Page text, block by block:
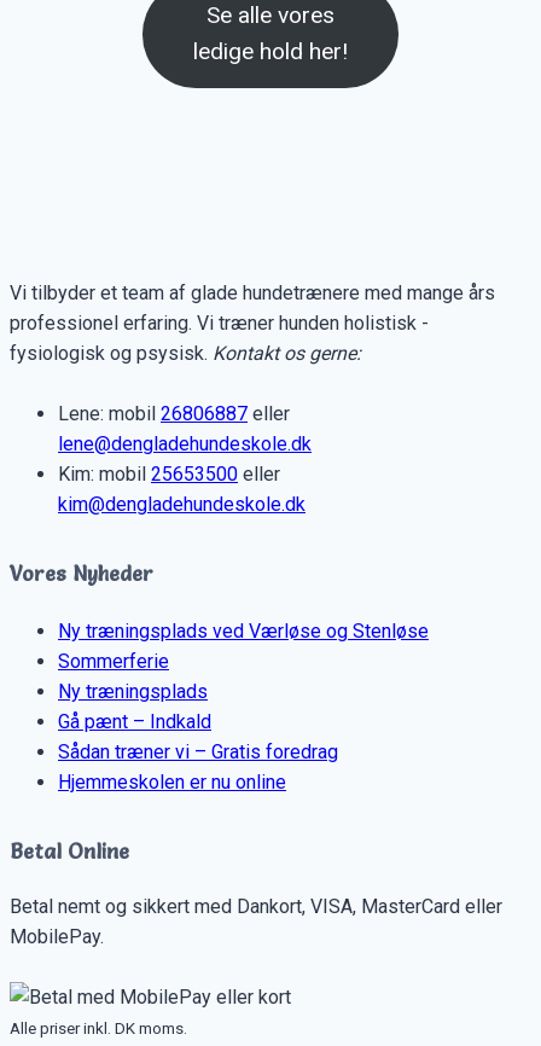
Se alle vores
ledige hold her!
Vi tilbyder et team af glade hundetrænere med mange års
professionel erfaring. Vi træner hunden holistisk -
fysiologisk og psysisk. Kontakt os gerne:
Lene: mobil 26806887 eller
lene@dengladehundeskole.dk
Kim: mobil 25653500 eller
kim@dengladehundeskole.dk
Vores Nyheder
Ny træningsplads ved Værløse og Stenløse
Sommerferie
Ny træningsplads
Gå pænt – Indkald
Sådan træner vi – Gratis foredrag
Hjemmeskolen er nu online
Betal Online
Betal nemt og sikkert med Dankort, VISA, MasterCard eller
MobilePay.
Alle priser inkl. DK moms.